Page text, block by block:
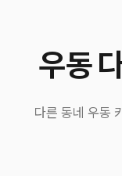
우동
다른 동네 우동